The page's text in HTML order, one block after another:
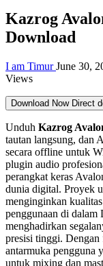
Kazrog
Download
I am TimurJune 30,
Views
Download Now Direct
Unduh Kazrog
tautan langsung, dan
secara offline untuk
plugin audio
perangkat keras
dunia digital. Proyek
menginginkan
penggunaan di dalam
menghadirkan
presisi tinggi. Dengan
antarmuka pengguna
untuk mixing dan